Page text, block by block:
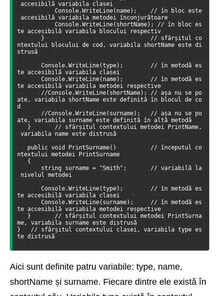
accesibilă variabila clasei
Console.WriteLine(name);    // în bloc este
accesibilă variabila metodei înconjurătoare
Console.WriteLine(shortName); // în bloc es
te accesibilă variabila blocului respectiv
}                               // sfârșitul co
ntextului blocului de cod, variabila shortName este di
strusă
Console.WriteLine(type);        // în metodă es
te accesibilă variabila clasei
Console.WriteLine(name);        // în metodă es
te accesibilă variabila metodei respective
//Console.WriteLine(shortName); // așa nu se po
ate, variabila shortName este definită în blocul de co
d
//Console.WriteLine(surname);   // așa nu se po
ate, variabila surname este definită în altă metodă
}       // sfârșitul contextului metodei PrintName,
variabila name este distrusă
public void PrintSurname()          // începutul co
ntextului metodei PrintSurname
{
string surname = "Smith";       // variabilă la
nivelul metodei
Console.WriteLine(type);        // în metodă es
te accesibilă variabila clasei
Console.WriteLine(surname);     // în metodă es
te accesibilă variabila metodei respective
}       // sfârșitul contextului metodei PrintSurna
me, variabila surname este distrusă
}   // sfârșitul contextului clasei, variabila type es
te distrusă
Aici sunt definite patru variabile: type, name,
shortName și surname. Fiecare dintre ele există în